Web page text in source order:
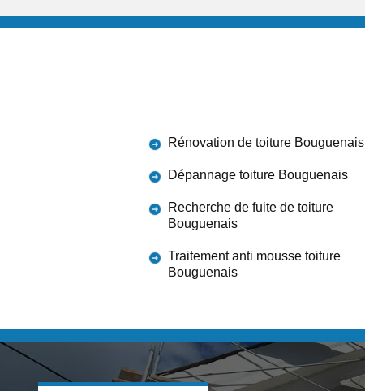
Rénovation de toiture Bouguenais
Dépannage toiture Bouguenais
Recherche de fuite de toiture
Bouguenais
Traitement anti mousse toiture
Bouguenais